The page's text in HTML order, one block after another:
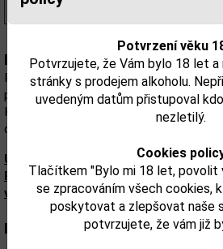
Potvrzení věku
Potvrzujete, že Vám bylo 18 let
stránky s prodejem alkoholu.
uvedeným datům přistupoval
nezletilý.
Cookies
Tlačítkem "Bylo mi 18 let, povolit
se zpracováním všech cookies,
poskytovat a zlepšovat naše
potvrzujete, že vám již
(1 477,00 Kč/l)
Popis:
Rum Bumbu je vlajkovou lodí Bumbu
pochází ze 17. století od samotných
Karibiku. Vyrábí se za použití pouze
destilován ručně
Upozorňujeme, že tento produkt
Přesné složení a alergeny jsou k
výrobku. Zkontrolujte prosím před
Parametry: